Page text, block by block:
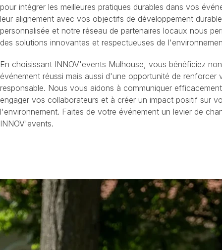
pour intégrer les meilleures pratiques durables dans vos
leur alignement avec vos objectifs de développement
personnalisée et notre réseau de partenaires locaux nous
des solutions innovantes et respectueuses de
En choisissant INNOV'events Mulhouse, vous bénéficiez
événement réussi mais aussi d'une opportunité de renforcer
responsable. Nous vous aidons à communiquer
engager vos collaborateurs et à créer un impact positif sur
l'environnement. Faites de votre événement un levier de
INNOV'events.